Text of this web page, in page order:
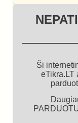
Ši
eTikra.LT